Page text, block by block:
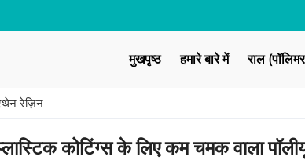
मुखपृष्ठ हमारे बारे में राल
रेज़िन
कोटिंग्स के लिए कम चमक वाला